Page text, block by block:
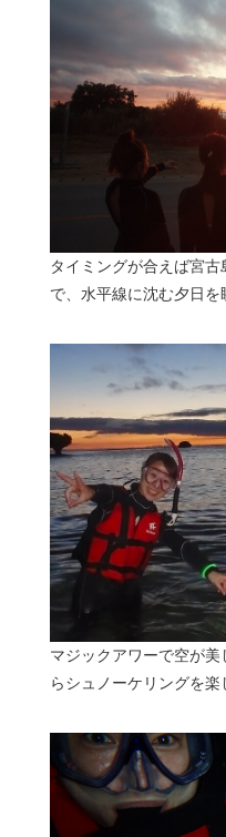
かどうかを判断いた
タイミングが合えば宮
で、水平線に沈む夕日を
マジックアワーで空が
らシュノーケリングを楽